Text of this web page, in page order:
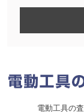
電動工具の